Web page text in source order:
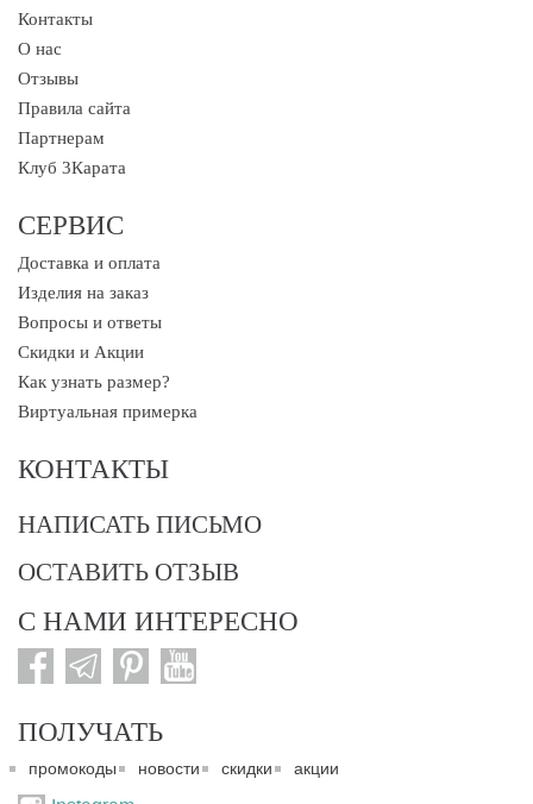
Контакты
О нас
Отзывы
Правила сайта
Партнерам
Клуб 3Карата
СЕРВИС
Доставка и оплата
Изделия на заказ
Вопросы и ответы
Скидки и Акции
Как узнать размер?
Виртуальная примерка
КОНТАКТЫ
НАПИСАТЬ ПИСЬМО
ОСТАВИТЬ ОТЗЫВ
С НАМИ ИНТЕРЕСНО
ПОЛУЧАТЬ
промокоды новости скидки акции